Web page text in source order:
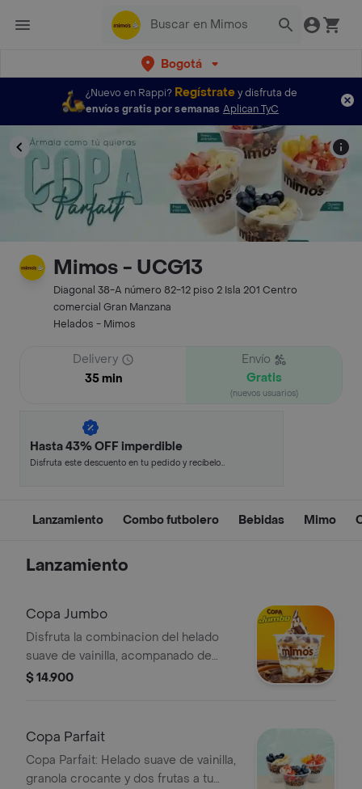
Bogotá
¿Nuevo en Rappi? Regístratey disfruta de
envíos gratis por semanas Aplican TyC
Mimos - UCG13
Diagonal 38-A número 82-12 piso 2 Isla 201 Centro
comercial Gran Manzana
Helados - Mimos
Delivery
35 min
Envío
Gratis
(nuevos usuarios)
Hasta 43% OFF imperdible
Disfruta este descuento en tu pedido y recíbelo
Lanzamiento Combo futbolero Bebidas Mimo
Lanzamiento
Copa Jumbo
Disfruta la combinacion del helado
suave de vainilla, acompanado de
trozos de chocolatina Jumbo, salsa de
de
$ 14.900
Copa Parfait
Copa Parfait: Helado suave de vainilla,
granola crocante y dos frutas a tu